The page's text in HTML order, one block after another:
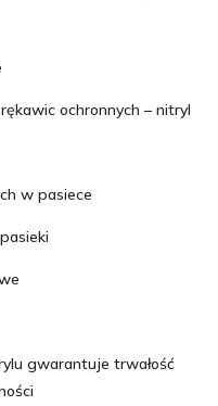
ochronnych – nitryl
w pasiece
gwarantuje trwałość